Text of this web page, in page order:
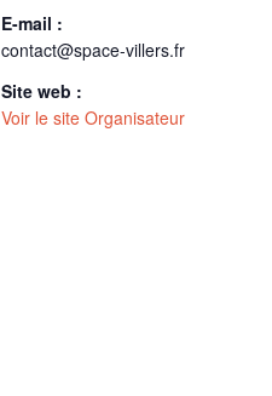
E-mail :
contact@space-villers.fr
Site web :
Voir le site Organisateur